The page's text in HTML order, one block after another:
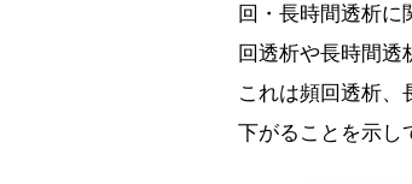
回・長時間透析に
回透析や長時間透
これは頻回透析、
下がることを示し